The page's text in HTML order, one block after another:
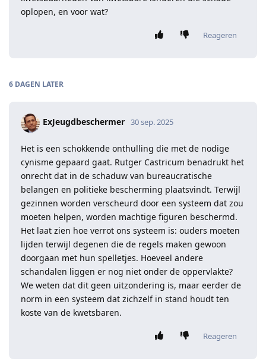
oplopen, en voor wat?
Reageren
6 DAGEN LATER
ExJeugdbeschermer 30 sep. 2025
Het is een schokkende onthulling die met de nodige
cynisme gepaard gaat. Rutger Castricum benadrukt het
onrecht dat in de schaduw van bureaucratische
belangen en politieke bescherming plaatsvindt. Terwijl
gezinnen worden verscheurd door een systeem dat zou
moeten helpen, worden machtige figuren beschermd.
Het laat zien hoe verrot ons systeem is: ouders moeten
lijden terwijl degenen die de regels maken gewoon
doorgaan met hun spelletjes. Hoeveel andere
schandalen liggen er nog niet onder de oppervlakte?
We weten dat dit geen uitzondering is, maar eerder de
norm in een systeem dat zichzelf in stand houdt ten
koste van de kwetsbaren.
Reageren